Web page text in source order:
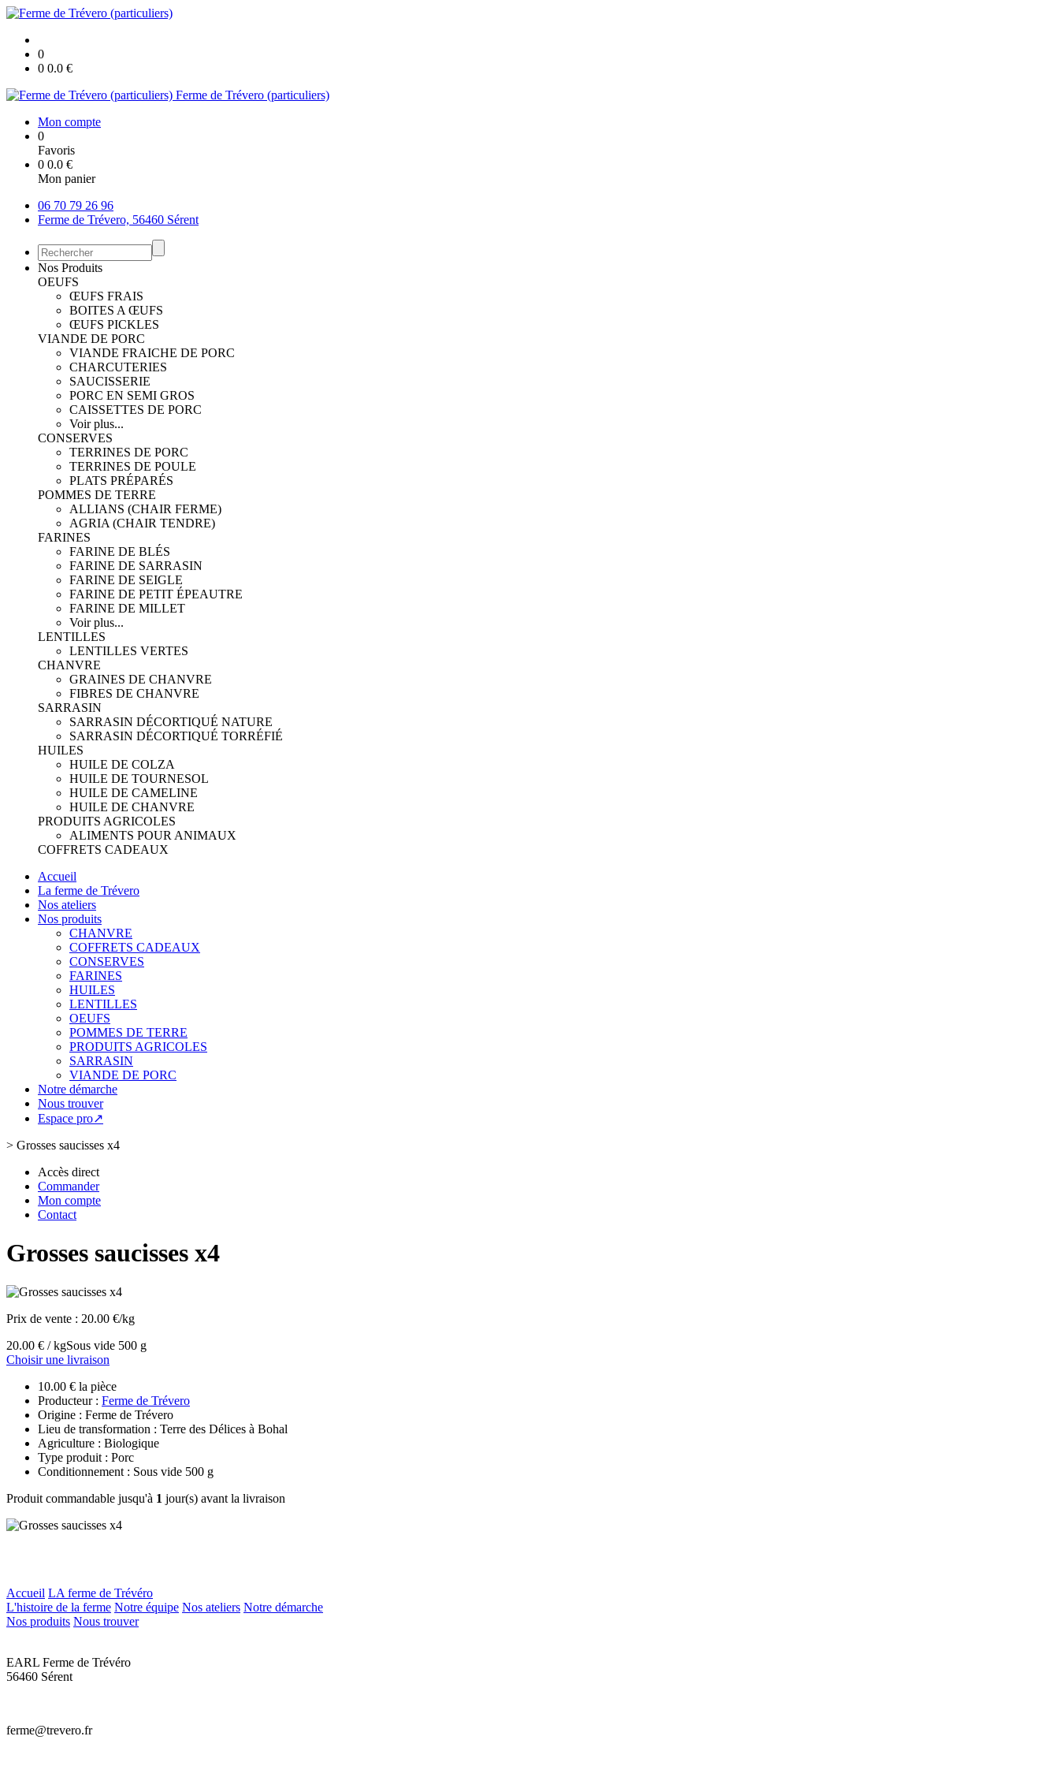
0
0 0.0 €
Ferme de Trévero (particuliers)
Mon compte
0
Favoris
0 0.0 €
Mon panier
06 70 79 26 96
Ferme de Trévero, 56460 Sérent
Nos Produits
OEUFS
ŒUFS FRAIS
BOITES A ŒUFS
ŒUFS PICKLES
VIANDE DE PORC
VIANDE FRAICHE DE PORC
CHARCUTERIES
SAUCISSERIE
PORC EN SEMI GROS
CAISSETTES DE PORC
Voir plus...
CONSERVES
TERRINES DE PORC
TERRINES DE POULE
PLATS PRÉPARÉS
POMMES DE TERRE
ALLIANS (CHAIR FERME)
AGRIA (CHAIR TENDRE)
FARINES
FARINE DE BLÉS
FARINE DE SARRASIN
FARINE DE SEIGLE
FARINE DE PETIT ÉPEAUTRE
FARINE DE MILLET
Voir plus...
LENTILLES
LENTILLES VERTES
CHANVRE
GRAINES DE CHANVRE
FIBRES DE CHANVRE
SARRASIN
SARRASIN DÉCORTIQUÉ NATURE
SARRASIN DÉCORTIQUÉ TORRÉFIÉ
HUILES
HUILE DE COLZA
HUILE DE TOURNESOL
HUILE DE CAMELINE
HUILE DE CHANVRE
PRODUITS AGRICOLES
ALIMENTS POUR ANIMAUX
COFFRETS CADEAUX
Accueil
La ferme de Trévero
Nos ateliers
Nos produits
CHANVRE
COFFRETS CADEAUX
CONSERVES
FARINES
HUILES
LENTILLES
OEUFS
POMMES DE TERRE
PRODUITS AGRICOLES
SARRASIN
VIANDE DE PORC
Notre démarche
Nous trouver
Espace pro↗
> Grosses saucisses x4
Accès direct
Commander
Mon compte
Contact
Grosses saucisses x4
Prix de vente : 20.00 €/kg
20.00 € / kgSous vide 500 g
Choisir une livraison
10.00 € la pièce
Producteur : Ferme de Trévero
Origine : Ferme de Trévero
Lieu de transformation : Terre des Délices à Bohal
Agriculture : Biologique
Type produit : Porc
Conditionnement : Sous vide 500 g
Produit commandable jusqu'à 1 jour(s) avant la livraison
Accueil LA ferme de Trévéro
L'histoire de la ferme Notre équipe Nos ateliers Notre démarche
Nos produits Nous trouver
EARL Ferme de Trévéro
56460 Sérent
ferme@trevero.fr